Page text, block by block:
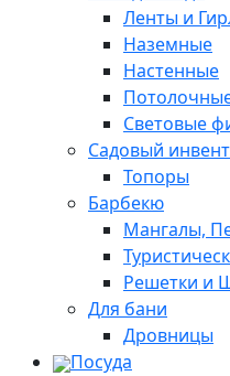
Ленты и
Наземные
Настенные
Световые
Садовый
Топоры
Барбекю
Мангалы,
Решетки и
Для бани
Дровницы
Посуда